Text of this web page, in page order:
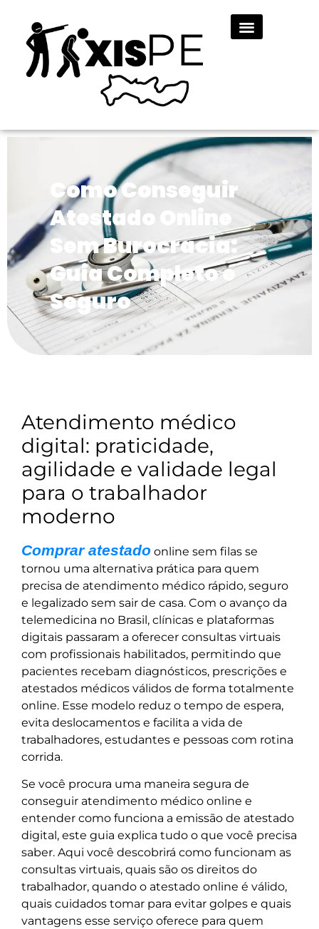
Como Conseguir
Atestado Online
Sem Burocracia:
Guia Completo e
Seguro
Atendimento médico
digital: praticidade,
agilidade e validade legal
para o trabalhador
moderno
Comprar atestado online sem filas se
tornou uma alternativa prática para quem
precisa de atendimento médico rápido, seguro
e legalizado sem sair de casa. Com o avanço da
telemedicina no Brasil, clínicas e plataformas
digitais passaram a oferecer consultas virtuais
com profissionais habilitados, permitindo que
pacientes recebam diagnósticos, prescrições e
atestados médicos válidos de forma totalmente
online. Esse modelo reduz o tempo de espera,
evita deslocamentos e facilita a vida de
trabalhadores, estudantes e pessoas com rotina
corrida.
Se você procura uma maneira segura de
conseguir atendimento médico online e
entender como funciona a emissão de atestado
digital, este guia explica tudo o que você precisa
saber. Aqui você descobrirá como funcionam as
consultas virtuais, quais são os direitos do
trabalhador, quando o atestado online é válido,
quais cuidados tomar para evitar golpes e quais
vantagens esse serviço oferece para quem